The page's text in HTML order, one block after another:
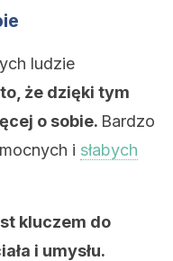
ludzie
że dzięki tym
o sobie. Bardzo
i słabych
kluczem do
i umysłu.